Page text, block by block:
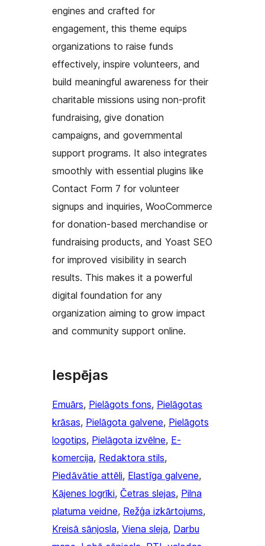
engines and crafted for
engagement, this theme equips
organizations to raise funds
effectively, inspire volunteers, and
build meaningful awareness for their
charitable missions using non-profit
fundraising, give donation
campaigns, and governmental
support programs. It also integrates
smoothly with essential plugins like
Contact Form 7 for volunteer
signups and inquiries, WooCommerce
for donation-based merchandise or
fundraising products, and Yoast SEO
for improved visibility in search
results. This makes it a powerful
digital foundation for any
organization aiming to grow impact
and community support online.
Iespējas
Emuārs, Pielāgots fons, Pielāgotas
krāsas, Pielāgota galvene, Pielāgots
logotips, Pielāgota izvēlne, E-
komercija, Redaktora stils
Piedāvātie attēli, Elastīga galvene
Kājenes logrīki, Četras slejas, Pilna
platuma veidne, Režģa izkārtojums
Kreisā sānjosla, Viena sleja, Darbu